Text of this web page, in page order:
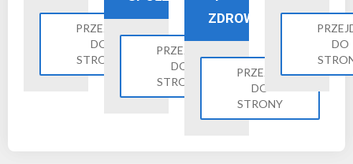
PRZEJDŹ
DO
STRONY
PRZEJDŹ
DO
STRONY
ZDROWIE
PRZEJDŹ
DO
STRONY
DO